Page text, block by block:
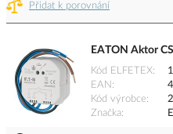
Přidat k porovnání
EATON Aktor
Kód ELFETEX
EAN
Kód výrobce
Značka